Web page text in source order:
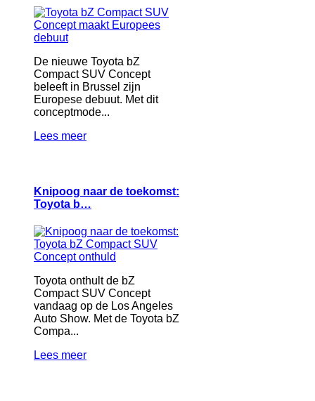
De nieuwe Toyota bZ
Compact SUV Concept
beleeft in Brussel zijn
Europese debuut. Met dit
conceptmode...
Lees meer
Knipoog naar de toekomst:
Toyota b…
Toyota onthult de bZ
Compact SUV Concept
vandaag op de Los Angeles
Auto Show. Met de Toyota bZ
Compa...
Lees meer